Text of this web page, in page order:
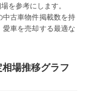
を参考にします。
中古車物件掲載数を持
車を売却する最適な
場推移グラフ